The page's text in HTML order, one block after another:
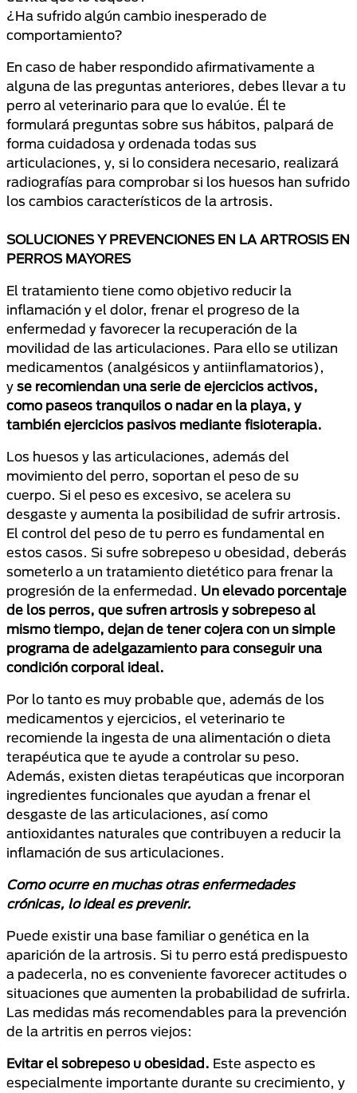
¿Ha sufrido algún cambio inesperado de
comportamiento?
En caso de haber respondido afirmativamente a
alguna de las preguntas anteriores, debes llevar a tu
perro al veterinario para que lo evalúe. Él te
formulará preguntas sobre sus hábitos, palpará de
forma cuidadosa y ordenada todas sus
articulaciones, y, si lo considera necesario, realizará
radiografías para comprobar si los huesos han sufrido
los cambios característicos de la artrosis.
SOLUCIONES Y PREVENCIONES EN LA ARTROSIS EN
PERROS MAYORES
El tratamiento tiene como objetivo reducir la
inflamación y el dolor, frenar el progreso de la
enfermedad y favorecer la recuperación de la
movilidad de las articulaciones. Para ello se utilizan
medicamentos (analgésicos y antiinflamatorios),
y se recomiendan una serie de ejercicios activos,
como paseos tranquilos o nadar en la playa, y
también ejercicios pasivos mediante fisioterapia.
Los huesos y las articulaciones, además del
movimiento del perro, soportan el peso de su
cuerpo. Si el peso es excesivo, se acelera su
desgaste y aumenta la posibilidad de sufrir artrosis.
El control del peso de tu perro es fundamental en
estos casos. Si sufre sobrepeso u obesidad, deberás
someterlo a un tratamiento dietético para frenar la
progresión de la enfermedad. Un elevado porcentaje
de los perros, que sufren artrosis y sobrepeso al
mismo tiempo, dejan de tener cojera con un simple
programa de adelgazamiento para conseguir una
condición corporal ideal.
Por lo tanto es muy probable que, además de los
medicamentos y ejercicios, el veterinario te
recomiende la ingesta de una alimentación o dieta
terapéutica que te ayude a controlar su peso.
Además, existen dietas terapéuticas que incorporan
ingredientes funcionales que ayudan a frenar el
desgaste de las articulaciones, así como
antioxidantes naturales que contribuyen a reducir la
inflamación de sus articulaciones.
Como ocurre en muchas otras enfermedades
crónicas, lo ideal es prevenir.
Puede existir una base familiar o genética en la
aparición de la artrosis. Si tu perro está predispuesto
a padecerla, no es conveniente favorecer actitudes o
situaciones que aumenten la probabilidad de sufrirla.
Las medidas más recomendables para la prevención
de la artritis en perros viejos:
Evitar el sobrepeso u obesidad. Este aspecto es
especialmente importante durante su crecimiento, y